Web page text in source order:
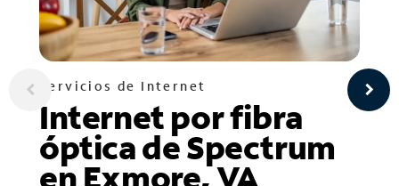
Servicios de Internet
Internet por fibra
óptica de Spectrum
en Exmore, VA